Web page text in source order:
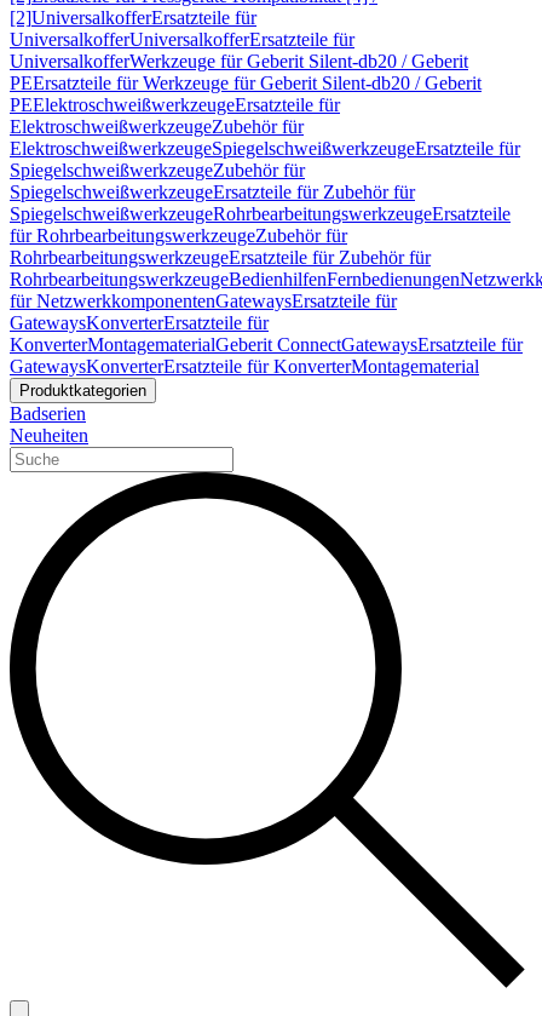
[2]UniversalkofferErsatzteile für
UniversalkofferUniversalkofferErsatzteile für
UniversalkofferWerkzeuge für Geberit Silent-db20 / Geberit
PEErsatzteile für Werkzeuge für Geberit Silent-db20 / Geberit
PEElektroschweißwerkzeugeErsatzteile für
ElektroschweißwerkzeugeZubehör für
ElektroschweißwerkzeugeSpiegelschweißwerkzeugeErsatzteile für
SpiegelschweißwerkzeugeZubehör für
SpiegelschweißwerkzeugeErsatzteile für Zubehör für
SpiegelschweißwerkzeugeRohrbearbeitungswerkzeugeErsatzteile
für RohrbearbeitungswerkzeugeZubehör für
RohrbearbeitungswerkzeugeErsatzteile für Zubehör für
RohrbearbeitungswerkzeugeBedienhilfenFernbedienungen
für NetzwerkkomponentenGatewaysErsatzteile für
GatewaysKonverterErsatzteile für
KonverterMontagematerialGeberit ConnectGatewaysErsatzteile für
GatewaysKonverterErsatzteile für KonverterMontagematerial
Produktkategorien
Badserien
Neuheiten